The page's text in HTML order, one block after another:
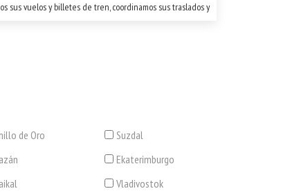
sus vuelos y billetes de tren, coordinamos sus traslados y
de Oro
Suzdal
Ekaterimburgo
Vladivostok